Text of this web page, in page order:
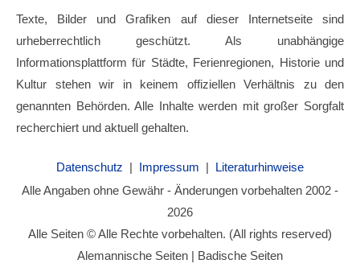
Texte, Bilder und Grafiken auf dieser Internetseite sind
urheberrechtlich geschützt. Als unabhängige
Informationsplattform für Städte, Ferienregionen, Historie und
Kultur stehen wir in keinem offiziellen Verhältnis zu den
genannten Behörden. Alle Inhalte werden mit großer Sorgfalt
recherchiert und aktuell gehalten.
Datenschutz | Impressum | Literaturhinweise
Alle Angaben ohne Gewähr - Änderungen vorbehalten 2002 -
2026
Alle Seiten © Alle Rechte vorbehalten. (All rights reserved)
Alemannische Seiten | Badische Seiten